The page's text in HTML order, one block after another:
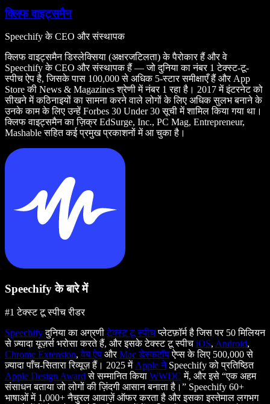
क्लिफ वाइट्समैन
Speechify के CEO और संस्थापक
क्लिफ वाइट्समैन डिस्लेक्सिया (अक्षरजटिलता) के पैरोकार हैं और वे
Speechify के CEO और संस्थापक हैं — जो दुनिया का नंबर 1 टेक्स्ट-टू-
स्पीच ऐप है, जिसके पास 100,000 से अधिक 5-स्टार समीक्षाएँ हैं और App
Store की News & Magazines श्रेणी में नंबर 1 रहा है। 2017 में इंटरनेट को
सीखने में कठिनाइयों का सामना करने वाले लोगों के लिए अधिक सुलभ बनाने के
उनके काम के लिए उन्हें Forbes 30 Under 30 सूची में शामिल किया गया था।
क्लिफ वाइट्समैन का ज़िक्र EdSurge, Inc., PC Mag, Entrepreneur,
Mashable सहित कई प्रमुख प्रकाशनों में आ चुका है।
Speechify के बारे में
#1 टेक्स्ट टू स्पीच रीडर
Speechifyदुनिया का अग्रणीटेक्स्ट टू स्पीचप्लेटफ़ॉर्म है जिस पर 50 मिलियन
से ज़्यादा यूज़र्स भरोसा करते हैं, और इसके टेक्स्ट टू स्पीच iOS, Android,
Chrome Extension,वेब ऐप औरMac डेस्कटॉपऐप्स के लिए 500,000 से
ज़्यादा पाँच-सितारा रिव्यूज़ हैं। 2025 में Apple नेSpeechify को प्रतिष्ठित
Apple Design Award से सम्मानित किया WWDC में, और इसे “एक अहम
संसाधन बताया जो लोगों की ज़िंदगी आसान बनाता है।” Speechify 60+
भाषाओं में 1,000+ नैचुरल आवाज़ें ऑफर करता है और इसका इस्तेमाल लगभग